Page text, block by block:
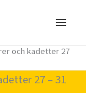
och kadetter 27
27 – 31